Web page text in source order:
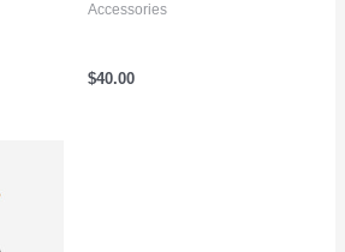
Accessories
$40.00